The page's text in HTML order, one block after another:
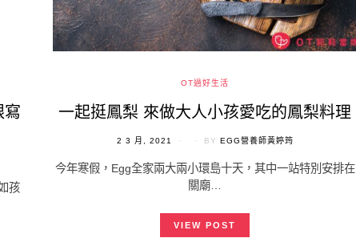
寫
孩
OT過好生活
一起挺鳳梨 來做大人小孩愛吃的鳳梨料理
POSTED
2 3 月, 2021 BY EGG營養師黃婷筠
今年寒假，Egg全家兩大兩小環島十天，其中一站特別安排在
關廟…
VIEW POST